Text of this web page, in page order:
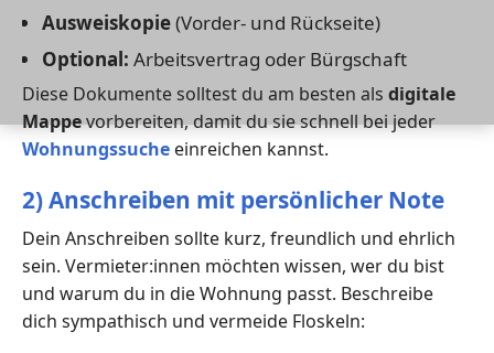
Ausweiskopie(Vorder- und Rückseite)
Optional: Arbeitsvertrag oder Bürgschaft
Diese Dokumente solltest du am besten als digitale
Mappevorbereiten, damit du sie schnell bei jeder
Wohnungssuche einreichen kannst.
2) Anschreiben mit persönlicher Note
Dein Anschreiben sollte kurz, freundlich und ehrlich
sein. Vermieter:innen möchten wissen, wer du bist
und warum du in die Wohnung passt. Beschreibe
dich sympathisch und vermeide Floskeln: